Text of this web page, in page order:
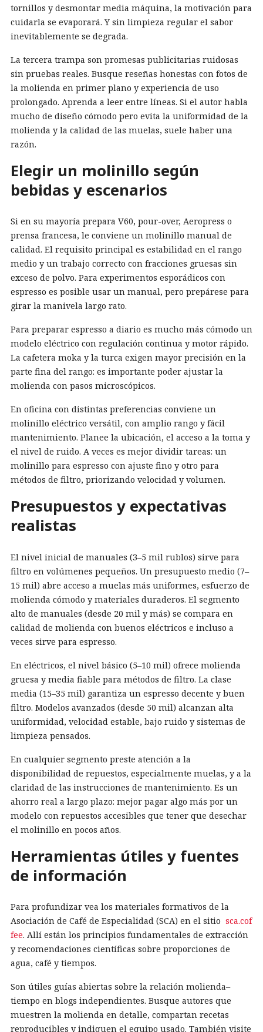
tornillos y desmontar media máquina, la motivación para
cuidarla se evaporará. Y sin limpieza regular el sabor
inevitablemente se degrada.
La tercera trampa son promesas publicitarias ruidosas
sin pruebas reales. Busque reseñas honestas con fotos de
la molienda en primer plano y experiencia de uso
prolongado. Aprenda a leer entre líneas. Si el autor habla
mucho de diseño cómodo pero evita la uniformidad de la
molienda y la calidad de las muelas, suele haber una
razón.
Elegir un molinillo según
bebidas y escenarios
Si en su mayoría prepara V60, pour-over, Aeropress o
prensa francesa, le conviene un molinillo manual de
calidad. El requisito principal es estabilidad en el rango
medio y un trabajo correcto con fracciones gruesas sin
exceso de polvo. Para experimentos esporádicos con
espresso es posible usar un manual, pero prepárese para
girar la manivela largo rato.
Para preparar espresso a diario es mucho más cómodo un
modelo eléctrico con regulación continua y motor rápido.
La cafetera moka y la turca exigen mayor precisión en la
parte fina del rango: es importante poder ajustar la
molienda con pasos microscópicos.
En oficina con distintas preferencias conviene un
molinillo eléctrico versátil, con amplio rango y fácil
mantenimiento. Planee la ubicación, el acceso a la toma y
el nivel de ruido. A veces es mejor dividir tareas: un
molinillo para espresso con ajuste fino y otro para
métodos de filtro, priorizando velocidad y volumen.
Presupuestos y expectativas
realistas
El nivel inicial de manuales (3–5 mil rublos) sirve para
filtro en volúmenes pequeños. Un presupuesto medio (7–
15 mil) abre acceso a muelas más uniformes, esfuerzo de
molienda cómodo y materiales duraderos. El segmento
alto de manuales (desde 20 mil y más) se compara en
calidad de molienda con buenos eléctricos e incluso a
veces sirve para espresso.
En eléctricos, el nivel básico (5–10 mil) ofrece molienda
gruesa y media fiable para métodos de filtro. La clase
media (15–35 mil) garantiza un espresso decente y buen
filtro. Modelos avanzados (desde 50 mil) alcanzan alta
uniformidad, velocidad estable, bajo ruido y sistemas de
limpieza pensados.
En cualquier segmento preste atención a la
disponibilidad de repuestos, especialmente muelas, y a la
claridad de las instrucciones de mantenimiento. Es un
ahorro real a largo plazo: mejor pagar algo más por un
modelo con repuestos accesibles que tener que desechar
el molinillo en pocos años.
Herramientas útiles y fuentes
de información
Para profundizar vea los materiales formativos de la
Asociación de Café de Especialidad (SCA) en el sitio sca.cof
fee. Allí están los principios fundamentales de extracción
y recomendaciones científicas sobre proporciones de
agua, café y tiempos.
Son útiles guías abiertas sobre la relación molienda–
tiempo en blogs independientes. Busque autores que
muestren la molienda en detalle, compartan recetas
reproducibles y indiquen el equipo usado. También visite